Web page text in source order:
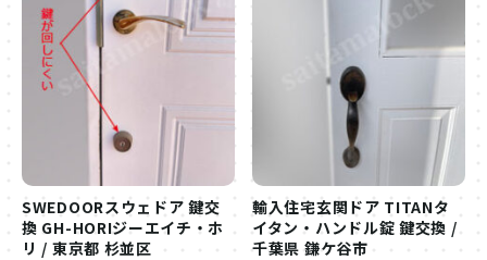
SWEDOORスウェドア 鍵交
換 GH-HORIジーエイチ・ホ
リ / 東京都 杉並区
輸入住宅玄関ドア TITANタ
イタン・ハンドル錠 鍵交換 /
千葉県 鎌ケ谷市